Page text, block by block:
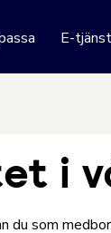
E-
i
du som